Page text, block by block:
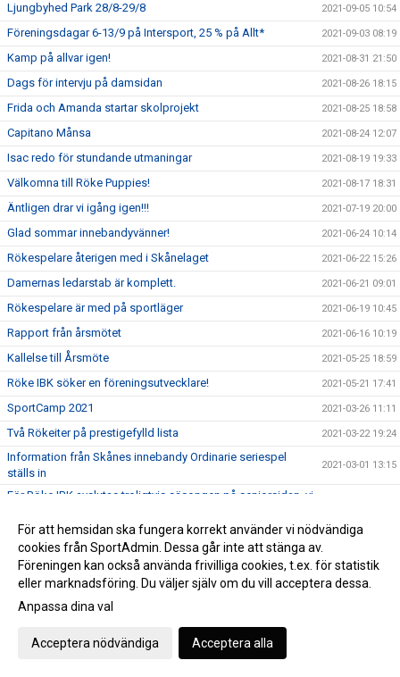
Ljungbyhed Park 28/8-29/8 2021-09-05 10:54
Föreningsdagar 6-13/9 på Intersport, 25 % på Allt* 2021-09-03 08:19
Kamp på allvar igen! 2021-08-31 21:50
Dags för intervju på damsidan 2021-08-26 18:15
Frida och Amanda startar skolprojekt 2021-08-25 18:58
Capitano Månsa 2021-08-24 12:07
Isac redo för stundande utmaningar 2021-08-19 19:33
Välkomna till Röke Puppies! 2021-08-17 18:31
Äntligen drar vi igång igen!!! 2021-07-19 20:00
Glad sommar innebandyvänner! 2021-06-24 10:14
Rökespelare återigen med i Skånelaget 2021-06-22 15:26
Damernas ledarstab är komplett. 2021-06-21 09:01
Rökespelare är med på sportläger 2021-06-19 10:45
Rapport från årsmötet 2021-06-16 10:19
Kallelse till Årsmöte 2021-05-25 18:59
Röke IBK söker en föreningsutvecklare! 2021-05-21 17:41
SportCamp 2021 2021-03-26 11:11
Två Rökeiter på prestigefylld lista 2021-03-22 19:24
Information från Skånes innebandy Ordinarie seriespel
ställs in
2021-03-01 13:15
För Röke IBK avslutas troligtvis säsongen på seniorsidan, vi
Uppdaterat läge gällande träning från och med 25 januari 2021-01-21 16:52
Nya direktiv för att hindra smittspridningen 2020-12-21 18:20
GE BORT SPORT! 2020-12-03 08:48
Black Friday på Intersport!
Förlängda skärpta råd i Skåne
Tomas Olsson ansvarig för Ungdomsverksamheten
För att hemsidan ska fungera korrekt använder vi nödvändiga
cookies från SportAdmin. Dessa går inte att stänga av.
Föreningen kan också använda frivilliga cookies, t.ex. för statistik
eller marknadsföring. Du väljer själv om du vill acceptera dessa.
Anpassa dina val
Acceptera nödvändiga Acceptera alla